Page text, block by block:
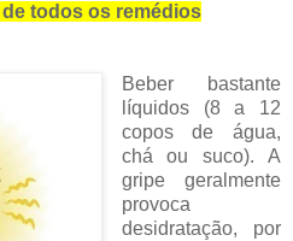
todos os remédios
Beber bastante
líquidos (8 a 12
copos de água,
chá ou suco). A
gripe geralmente
provoca
desidratação, por